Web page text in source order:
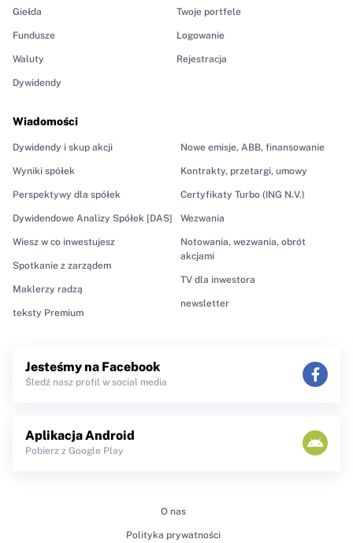
Giełda
Fundusze
Waluty
Dywidendy
Wiadomości
Dywidendy i skup akcji
Wyniki spółek
Perspektywy dla spółek
Dywidendowe Analizy Spółek [DAS]
Wiesz w co inwestujesz
Spotkanie z zarządem
Maklerzy radzą
teksty Premium
Nowe emisje, ABB, finansowanie
Kontrakty, przetargi, umowy
Certyfikaty Turbo (ING N.V.)
Wezwania
Notowania, wezwania, obrót
akcjami
TV dla inwestora
newsletter
Twoje portfele
Logowanie
Rejestracja
Jesteśmy na Facebook
Śledź nasz profil w social media
Aplikacja Android
Pobierz z Google Play
O nas
Polityka prywatności